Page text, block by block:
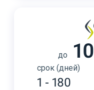
до
срок (дней)
1 - 180